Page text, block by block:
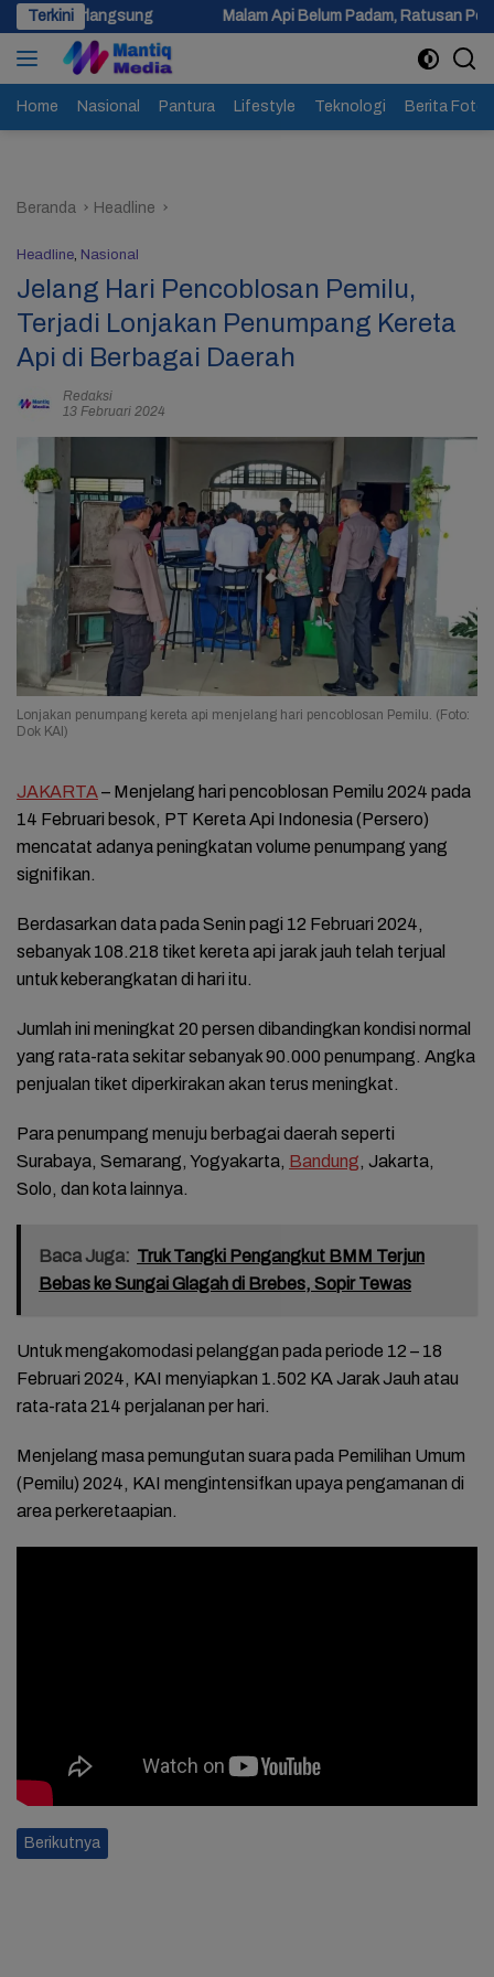
Langsung
ke
konten
Terkini Malam Api Belum Padam, Ratusan Personel Berjibaku
Home Nasional Pantura Lifestyle Teknologi Berita Foto
Beranda Headline
Headline, Nasional
Jelang Hari Pencoblosan Pemilu,
Terjadi Lonjakan Penumpang Kereta
Api di Berbagai Daerah
Redaksi
13 Februari 2024
Lonjakan penumpang kereta api menjelang hari pencoblosan Pemilu. (Foto:
Dok KAI)
JAKARTA – Menjelang hari pencoblosan Pemilu 2024 pada
14 Februari besok, PT Kereta Api Indonesia (Persero)
mencatat adanya peningkatan volume penumpang yang
signifikan.
Berdasarkan data pada Senin pagi 12 Februari 2024,
sebanyak 108.218 tiket kereta api jarak jauh telah terjual
untuk keberangkatan di hari itu.
Jumlah ini meningkat 20 persen dibandingkan kondisi normal
yang rata-rata sekitar sebanyak 90.000 penumpang. Angka
penjualan tiket diperkirakan akan terus meningkat.
Para penumpang menuju berbagai daerah seperti
Surabaya, Semarang, Yogyakarta, Bandung, Jakarta,
Solo, dan kota lainnya.
Baca Juga: Truk Tangki Pengangkut BMM Terjun
Bebas ke Sungai Glagah di Brebes, Sopir Tewas
Untuk mengakomodasi pelanggan pada periode 12 – 18
Februari 2024, KAI menyiapkan 1.502 KA Jarak Jauh atau
rata-rata 214 perjalanan per hari.
Menjelang masa pemungutan suara pada Pemilihan Umum
(Pemilu) 2024, KAI mengintensifkan upaya pengamanan di
area perkeretaapian.
Berikutnya